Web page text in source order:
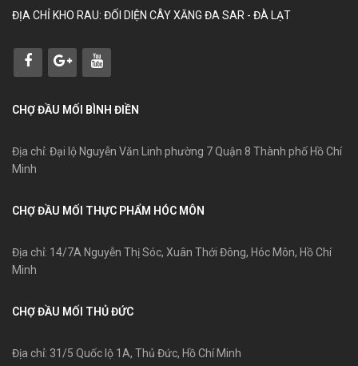
ĐỊA CHỈ KHO RAU: ĐỐI DIỆN CÂY XĂNG ĐA SAR - ĐÀ LẠT
CHỢ ĐẦU MỐI BÌNH ĐIỀN
Địa chỉ: Đại lộ Nguyễn Văn Linh phường 7 Quận 8 Thành phố Hồ Chí
Minh
CHỢ ĐẦU MỐI THỰC PHẨM HÓC MÔN
Địa chỉ: 14/7A Nguyễn Thị Sóc, Xuân Thới Đông, Hóc Môn, Hồ Chí
Minh
CHỢ ĐẦU MỐI THỦ ĐỨC
Địa chỉ: 31/5 Quốc lộ 1A, Thủ Đức, Hồ Chí Minh